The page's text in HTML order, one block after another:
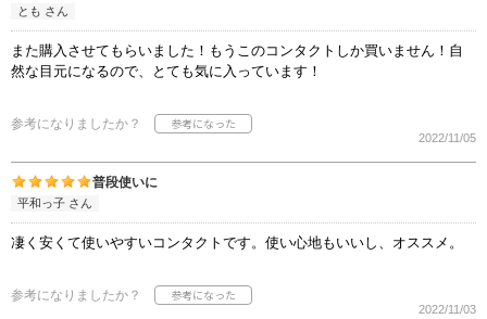
とも さん
また購入させてもらいました！もうこのコンタクトしか買いません！自
然な目元になるので、とても気に入っています！
参考になりましたか？
2022/11/05
普段使いに
平和っ子 さん
凄く安くて使いやすいコンタクトです。使い心地もいいし、オススメ。
参考になりましたか？
2022/11/03